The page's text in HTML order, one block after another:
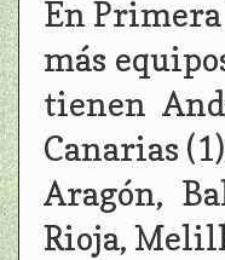
En
más
tienen
Canarias
Aragón,
Rioja,